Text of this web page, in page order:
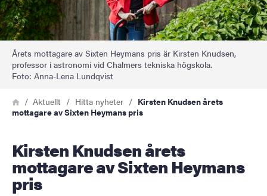
Årets mottagare av Sixten Heymans pris är Kirsten Knudsen,
professor i astronomi vid Chalmers tekniska högskola.
Foto: Anna-Lena Lundqvist
Länkstig
HemAktuellt Hitta nyheter
Kirsten Knudsen årets
mottagare av Sixten Heymans pris
Kirsten Knudsen årets
mottagare av Sixten Heymans
pris